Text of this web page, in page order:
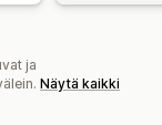
ja
Näytä kaikki